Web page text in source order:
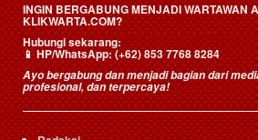
INGIN BERGABUNG MENJADI WARTAWAN
KLIKWARTA.COM?
Hubungi sekarang:
📱HP/WhatsApp:(+62) 853 7768 8284
Ayo bergabung dan menjadi bagian dari
profesional, dan terpercaya!